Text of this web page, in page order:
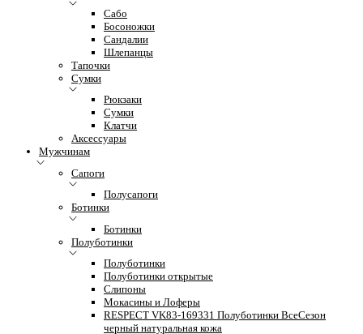
Сабо
Босоножки
Сандалии
Шлепанцы
Тапочки
Сумки
Рюкзаки
Сумки
Клатчи
Аксессуары
Мужчинам
Сапоги
Полусапоги
Ботинки
Ботинки
Полуботинки
Полуботинки
Полуботинки открытые
Слипоны
Мокасины и Лоферы
RESPECT VK83-169331 Полуботинки ВсеСезон
черный натуральная кожа